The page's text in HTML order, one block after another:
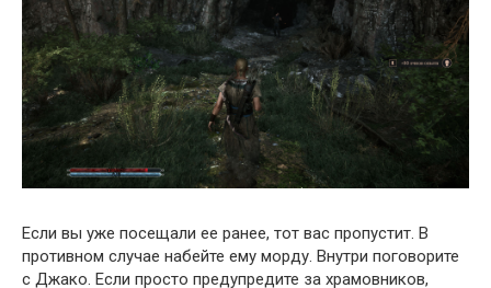
Если вы уже посещали ее ранее, тот вас пропустит. В
противном случае набейте ему морду. Внутри поговорите
с Джако. Если просто предупредите за храмовников,